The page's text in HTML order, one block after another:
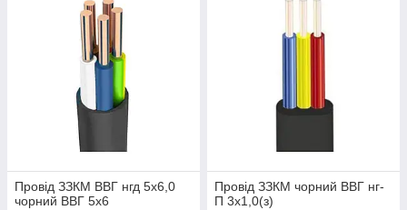
Провід ЗЗКМ ВВГ нгд 5х6,0
чорний ВВГ 5х6
Провід ЗЗКМ чорний ВВГ нг-
П 3х1,0(з)